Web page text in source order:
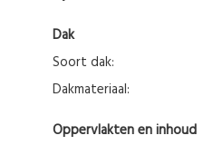
Dak
Soort dak:
Dakmateriaal:
Oppervlakten en inhoud